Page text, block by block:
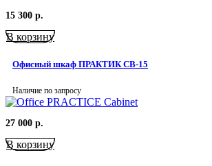
15 300 р.
В корзину
Офисный шкаф ПРАКТИК СВ-15
Наличие по запросу
27 000 р.
В корзину